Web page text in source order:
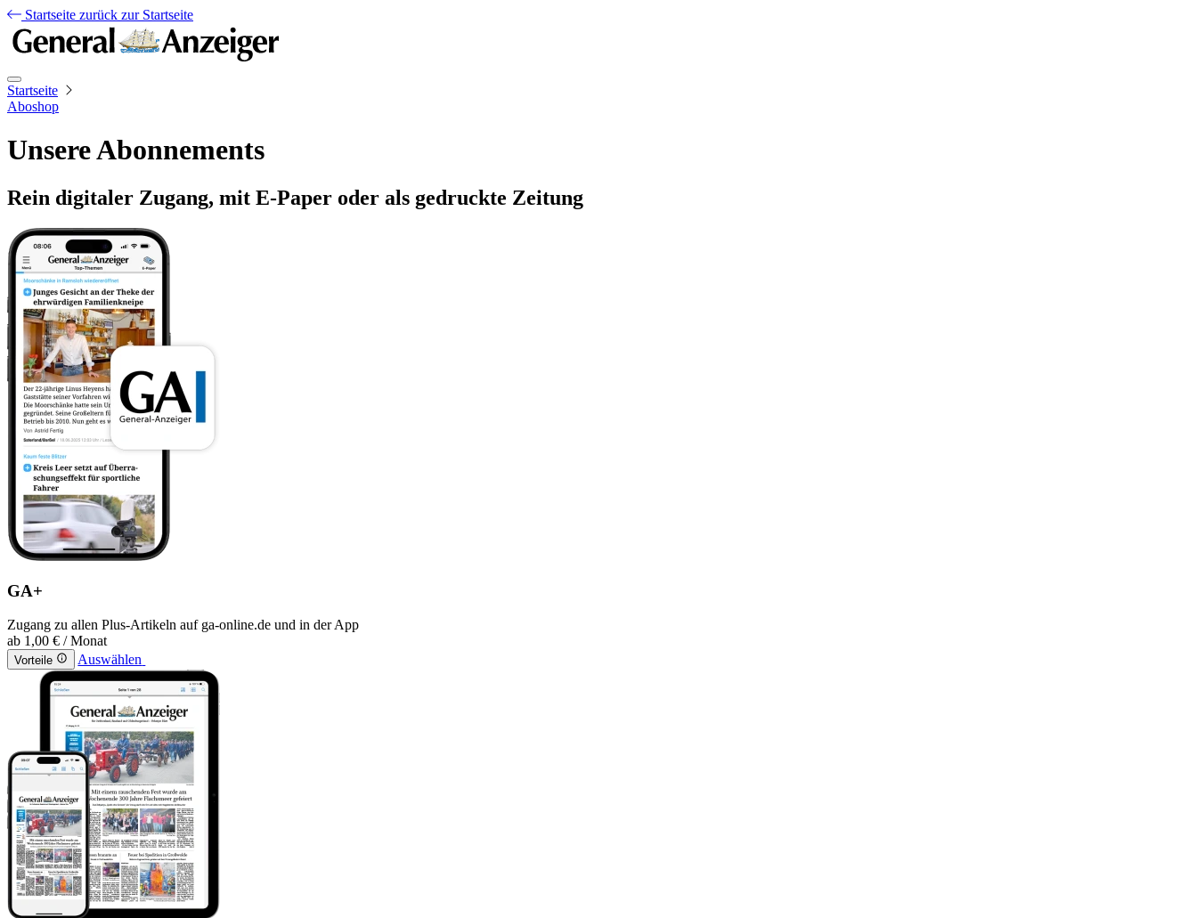
Startseite zurück zur Startseite
Startseite
Aboshop
Unsere Abonnements
Rein digitaler Zugang, mit E-Paper oder als gedruckte Zeitung
GA+
Zugang zu allen Plus-Artikeln auf ga-online.de und in der App
ab 1,00 € / Monat
Vorteile Auswählen